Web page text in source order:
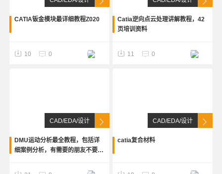
CATIA钣金模块最详细教程Z020
10 0
Catia逆向点云处理讲解教程，42
页培训资料
11 0
CAD/EDA/设计
DMU运动分析最全教程，包括详
细案例分析，有需要的朋友不要错
CAD/EDA/设计
catia复合材料